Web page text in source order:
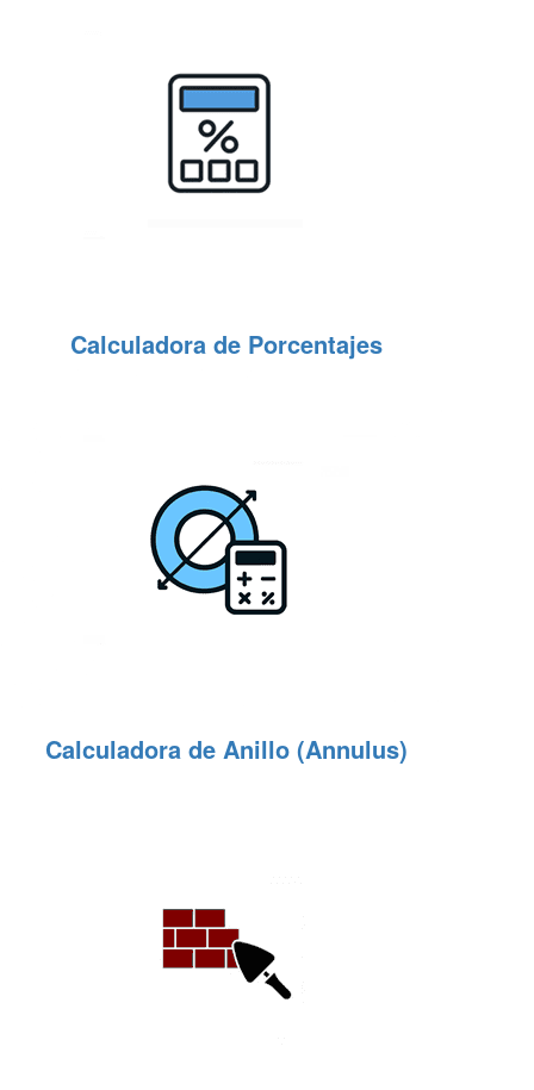
Calculadora de Porcentajes
Calculadora de Anillo (Annulus)